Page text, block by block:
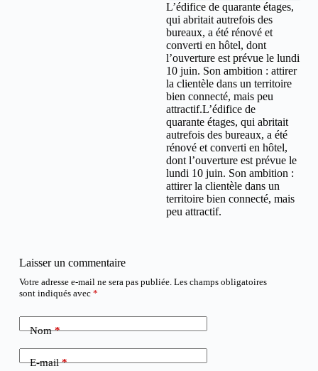
L’édifice de quarante étages,
qui abritait autrefois des
bureaux, a été rénové et
converti en hôtel, dont
l’ouverture est prévue le lundi
10 juin. Son ambition : attirer
la clientèle dans un territoire
bien connecté, mais peu
attractif.L’édifice de
quarante étages, qui abritait
autrefois des bureaux, a été
rénové et converti en hôtel,
dont l’ouverture est prévue le
lundi 10 juin. Son ambition :
attirer la clientèle dans un
territoire bien connecté, mais
peu attractif.
Laisser un commentaire
Votre adresse e-mail ne sera pas publiée. Les champs obligatoires
sont indiqués avec *
Nom*
E-mail*